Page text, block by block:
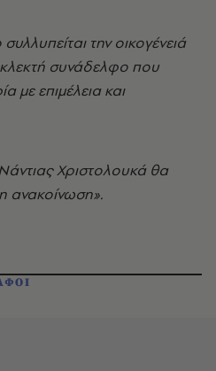
την οικογένειά
συνάδελφο που
με επιμέλεια και
Χριστολουκά θα
ανακοίνωση».